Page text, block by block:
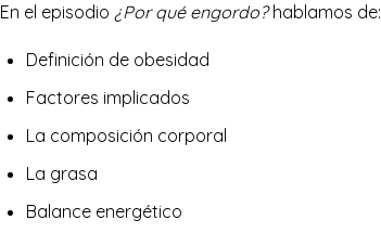
En el episodio ¿Por qué engordo?hablamos de:
Definición de obesidad
Factores implicados
La composición corporal
La grasa
Balance energético